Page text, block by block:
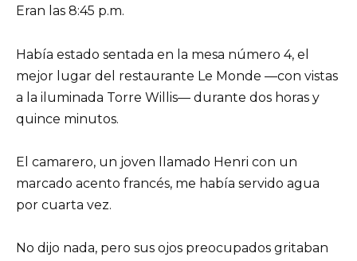
Eran las 8:45 p.m.
Había estado sentada en la mesa número 4, el
mejor lugar del restaurante Le Monde —con vistas
a la iluminada Torre Willis— durante dos horas y
quince minutos.
El camarero, un joven llamado Henri con un
marcado acento francés, me había servido agua
por cuarta vez.
No dijo nada, pero sus ojos preocupados gritaban